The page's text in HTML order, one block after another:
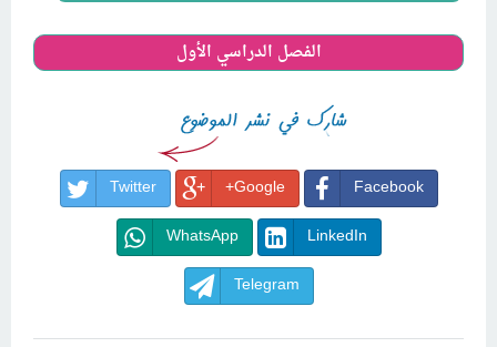
الفصل الدراسي الأول
Facebook
Google+
Twitter
LinkedIn
WhatsApp
Telegram